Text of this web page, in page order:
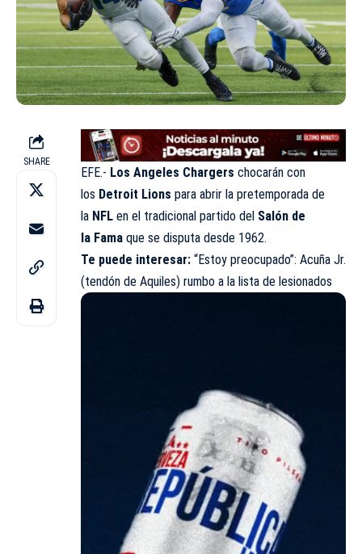
SHARE
EFE.- Los Angeles Chargers chocarán con
los Detroit Lions para abrir la pretemporada de
la NFL en el tradicional partido del Salón de
la Fama que se disputa desde 1962.
Te puede interesar: “Estoy preocupado”: Acuña Jr.
(tendón de Aquiles) rumbo a la lista de lesionados